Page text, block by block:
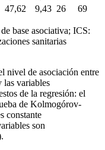
47,62 9,43 26 69
base asociativa; ICS:
sanitarias
nivel de asociación entre
las variables
de la regresión: el
de Kolmogórov-
constante
son